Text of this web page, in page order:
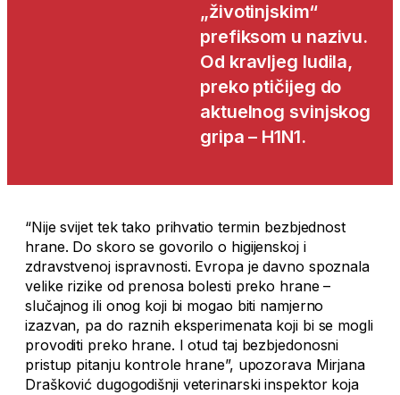
„životinjskim“
prefiksom u nazivu.
Od kravljeg ludila,
preko ptičijeg do
aktuelnog svinjskog
gripa – H1N1.
“Nije svijet tek tako prihvatio termin bezbjednost
hrane. Do skoro se govorilo o higijenskoj i
zdravstvenoj ispravnosti. Evropa je davno spoznala
velike rizike od prenosa bolesti preko hrane –
slučajnog ili onog koji bi mogao biti namjerno
izazvan, pa do raznih eksperimenata koji bi se mogli
provoditi preko hrane. I otud taj bezbjedonosni
pristup pitanju kontrole hrane”, upozorava Mirjana
Drašković dugogodišnji veterinarski inspektor koja